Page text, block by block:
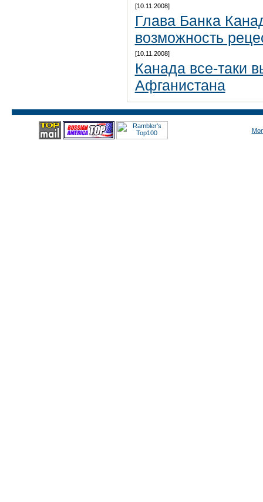
[10.11.2008]
Глава Банка
возможность
[10.11.2008]
Канада все-таки
Афганистана